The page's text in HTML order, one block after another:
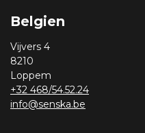
Belgien
Vijvers 4
8210
Loppem
+32 468/54.52.24
info@senska.be